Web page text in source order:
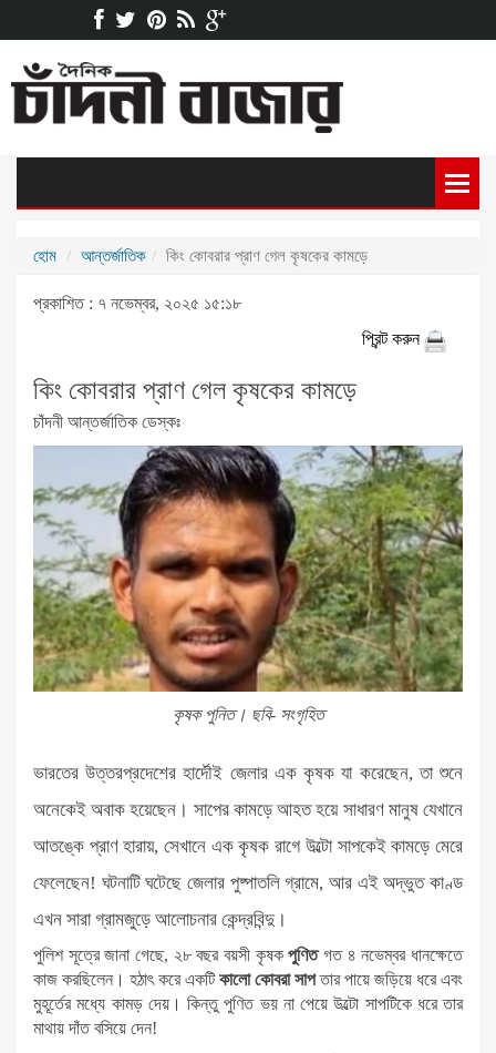
হোম আন্তর্জাতিক কিং কোবরার প্রাণ গেল কৃষকের কামড়ে
প্রকাশিত : ৭ নভেম্বর, ২০২৫ ১৫:১৮
প্রিন্ট করুন
কিং কোবরার প্রাণ গেল কৃষকের কামড়ে
চাঁদনী আন্তর্জাতিক ডেস্কঃ
কৃষক পুনিত। ছবি- সংগৃহিত
ভারতের উত্তরপ্রদেশের হার্দৌই জেলার এক কৃষক যা করেছেন, তা শুনে
অনেকেই অবাক হয়েছেন। সাপের কামড়ে আহত হয়ে সাধারণ মানুষ যেখানে
আতঙ্কে প্রাণ হারায়, সেখানে এক কৃষক রাগে উল্টো সাপকেই কামড়ে মেরে
ফেলেছেন! ঘটনাটি ঘটেছে জেলার পুষ্পাতলি গ্রামে, আর এই অদ্ভুত কাণ্ড
এখন সারা গ্রামজুড়ে আলোচনার কেন্দ্রবিন্দু।
পুলিশ সূত্রে জানা গেছে, ২৮ বছর বয়সী কৃষকপুণিতগত ৪ নভেম্বর ধানক্ষেতে
কাজ করছিলেন। হঠাৎ করে একটিকালো কোবরা সাপতার পায়ে জড়িয়ে ধরে এবং
মুহূর্তের মধ্যে কামড় দেয়। কিন্তু পুণিত ভয় না পেয়ে উল্টো সাপটিকে ধরে তার
মাথায় দাঁত বসিয়ে দেন!